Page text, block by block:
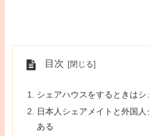
目次
シェアハウスをするときは
日本人シェアメイトと外国
ある